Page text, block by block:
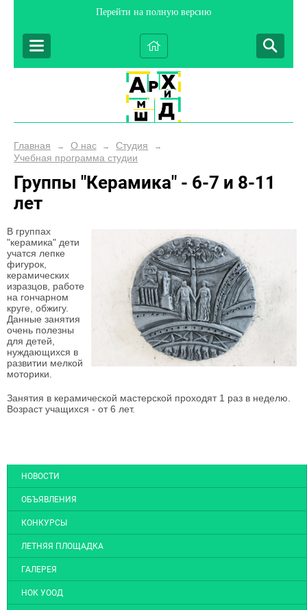
Перейти на полную версию
Главная → О нас → Студия →
Учебная программа студии
Группы "Керамика" - 6-7 и 8-11
лет
В группах
"керамика" дети
учатся лепке
фигурок,
керамических
изразцов, работе
на гончарном
круге, обжигу.
Данные занятия
очень полезны
для детей,
нуждающихся в
развитии мелкой
моторики.
Занятия в керамической мастерской проходят 1 раз в неделю.
Возраст учащихся - от 6 лет.
НОВОСТИ
ОБЪЯВЛЕНИЯ
КОНКУРСЫ
ЛЕТНЯЯ ПЛОЩАДКА
ГАЛЕРЕЯ
НОК УООД